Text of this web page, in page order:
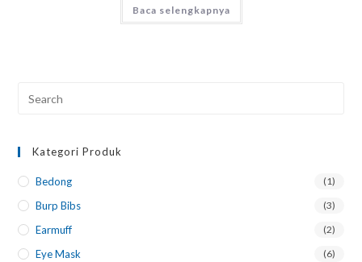
Baca selengkapnya
Kategori Produk
Bedong (1)
Burp Bibs (3)
Earmuff (2)
Eye Mask (6)